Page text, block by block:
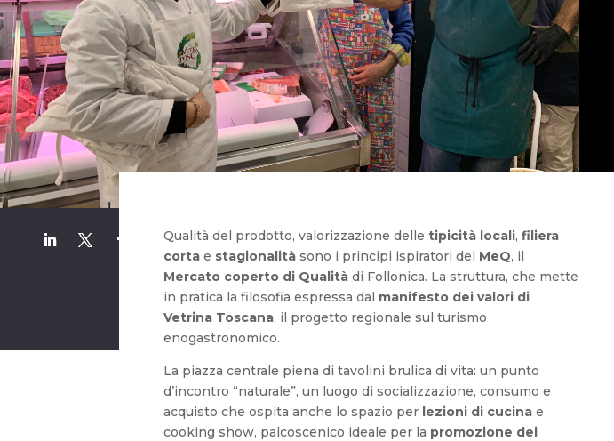
Qualità del prodotto, valorizzazione delletipicità locali,filiera
corta e stagionalità sono i principi ispiratori del MeQ, il
Mercato coperto di Qualità di Follonica. La struttura, che mette
in pratica la filosofia espressa dal manifesto dei valori di
Vetrina Toscana, il progetto regionale sul turismo
enogastronomico.
La piazza centrale piena di tavolini brulica di vita: un punto
d’incontro “naturale”, un luogo di socializzazione, consumo e
acquisto che ospita anche lo spazio per lezioni di cucina e
cooking show, palcoscenico ideale per la promozione dei